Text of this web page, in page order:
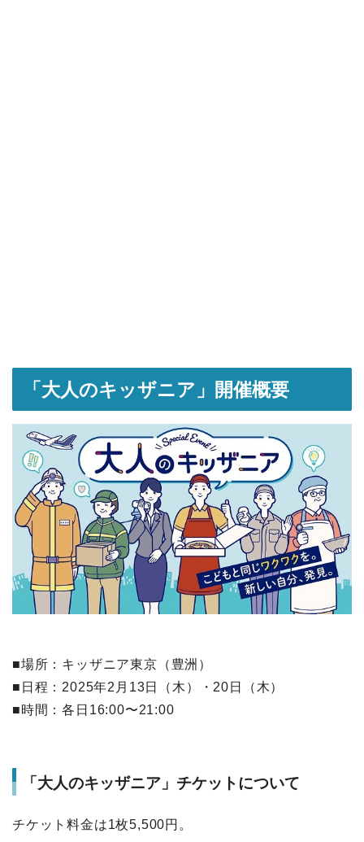
「大人のキッザニア」開催概要
■場所：キッザニア東京（豊洲）
■日程：2025年2月13日（木）・20日（木）
■時間：各日16:00〜21:00
「大人のキッザニア」チケットについて
チケット料金は1枚5,500円。